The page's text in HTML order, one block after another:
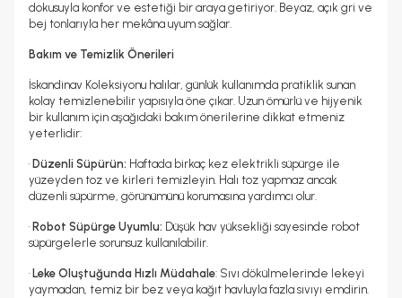
dokusuyla konfor ve estetiği bir araya getiriyor. Beyaz, açık gri ve
bej tonlarıyla her mekâna uyum sağlar.
Bakım ve Temizlik Önerileri
İskandinav Koleksiyonu halılar, günlük kullanımda pratiklik sunan
kolay temizlenebilir yapısıyla öne çıkar. Uzun ömürlü ve hijyenik
bir kullanım için aşağıdaki bakım önerilerine dikkat etmeniz
yeterlidir:
• Düzenli Süpürün: Haftada birkaç kez elektrikli süpürge ile
yüzeyden toz ve kirleri temizleyin. Halı toz yapmaz ancak
düzenli süpürme, görünümünü korumasına yardımcı olur.
• Robot Süpürge Uyumlu: Düşük hav yüksekliği sayesinde robot
süpürgelerle sorunsuz kullanılabilir.
• Leke Oluştuğunda Hızlı Müdahale: Sıvı dökülmelerinde lekeyi
yaymadan, temiz bir bez veya kağıt havluyla fazla sıvıyı emdirin.